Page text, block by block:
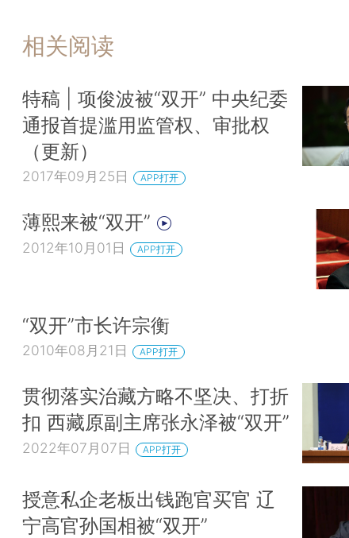
相关阅读
特稿 | 项俊波被“双开” 中央纪委
通报首提滥用监管权、审批权
（更新）
2017年09月25日 APP打开
薄熙来被“双开”
2012年10月01日 APP打开
“双开”市长许宗衡
2010年08月21日 APP打开
贯彻落实治藏方略不坚决、打折
扣 西藏原副主席张永泽被“双开”
2022年07月07日 APP打开
授意私企老板出钱跑官买官 辽
宁高官孙国相被“双开”